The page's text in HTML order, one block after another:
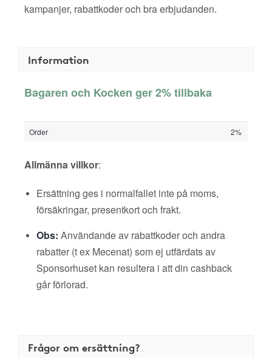
kampanjer, rabattkoder och bra erbjudanden.
Information
Bagaren och Kocken ger 2% tillbaka
Order 2%
Allmänna villkor:
Ersättning ges i normalfallet inte på moms,
försäkringar, presentkort och frakt.
Obs: Användande av rabattkoder och andra
rabatter (t ex Mecenat) som ej utfärdats av
Sponsorhuset kan resultera i att din cashback
går förlorad.
Frågor om ersättning?